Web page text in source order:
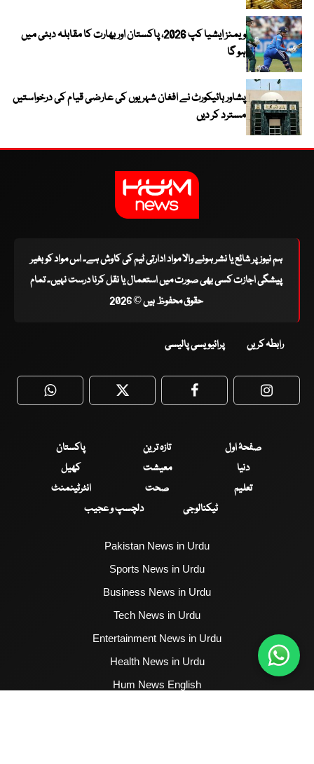
ویمنز ایشیا کپ 2026، پاکستان اور بھارت کا مقابلہ دبئی میں
ہو گا
پشاور ہائیکورٹ نے افغان شہریوں کی عارضی قیام کی درخواستیں
مسترد کر دیں
ہم نیوز پر شائع یا نشر ہونے والا مواد ادارتی ٹیم کی کاوش ہے۔ اس مواد کو بغیر
پیشگی اجازت کسی بھی صورت میں استعمال یا نقل کرنا درست نہیں۔ تمام
حقوق محفوظ ہیں © 2026
رابطہ کریں پرائیویسی پالیسی
WhatsApp Twitter Facebook
صفحۂ اول تازہ ترین
پاکستان
دنیا
معیشت
کھیل
تعلیم
صحت
انٹرٹینمنٹ
ٹیکنالوجی
دلچسپ و عجیب
Pakistan News in Urdu
Sports News in Urdu
Business News in Urdu
Tech News in Urdu
Entertainment News in Urdu
Health News in Urdu
Hum News English